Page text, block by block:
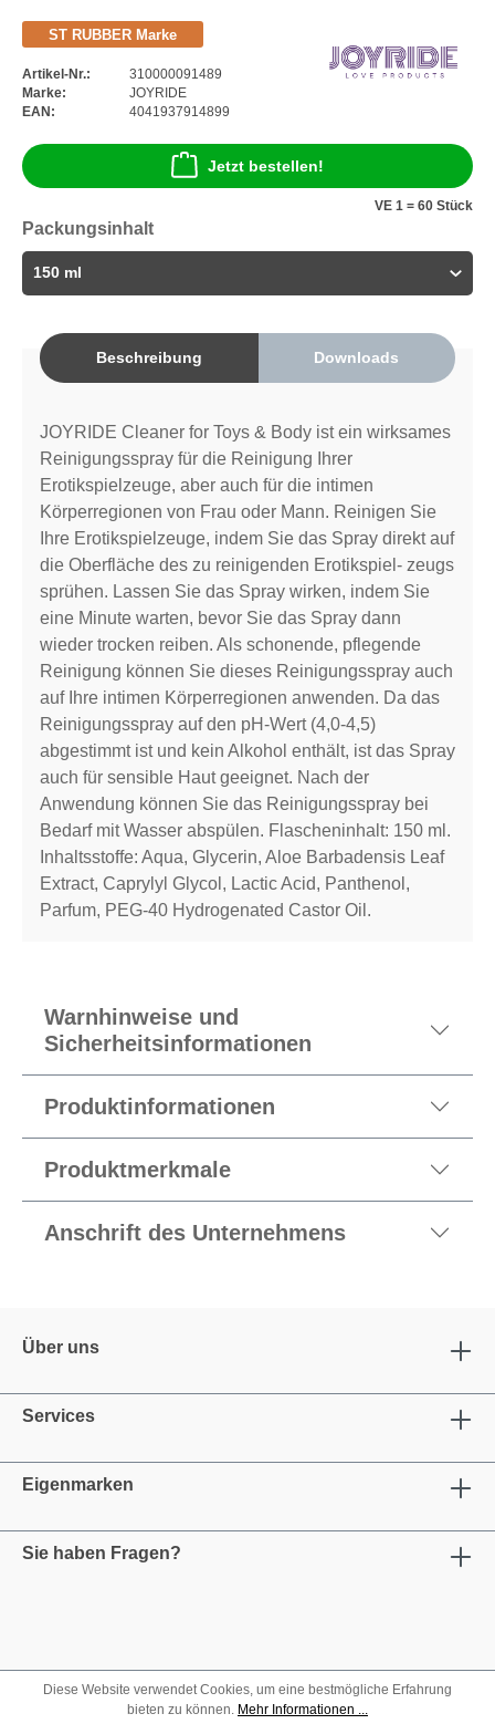
ST RUBBER Marke
Artikel-Nr.:
310000091489
Marke:
JOYRIDE
EAN:
4041937914899
Jetzt bestellen!
VE 1 = 60 Stück
Packungsinhalt
Beschreibung Downloads
JOYRIDE Cleaner for Toys & Body ist ein wirksames
Reinigungsspray für die Reinigung Ihrer
Erotikspielzeuge, aber auch für die intimen
Körperregionen von Frau oder Mann. Reinigen Sie
Ihre Erotikspielzeuge, indem Sie das Spray direkt auf
die Oberfläche des zu reinigenden Erotikspiel- zeugs
sprühen. Lassen Sie das Spray wirken, indem Sie
eine Minute warten, bevor Sie das Spray dann
wieder trocken reiben. Als schonende, pflegende
Reinigung können Sie dieses Reinigungsspray auch
auf Ihre intimen Körperregionen anwenden. Da das
Reinigungsspray auf den pH-Wert (4,0-4,5)
abgestimmt ist und kein Alkohol enthält, ist das Spray
auch für sensible Haut geeignet. Nach der
Anwendung können Sie das Reinigungsspray bei
Bedarf mit Wasser abspülen. Flascheninhalt: 150 ml.
Inhaltsstoffe: Aqua, Glycerin, Aloe Barbadensis Leaf
Extract, Caprylyl Glycol, Lactic Acid, Panthenol,
Parfum, PEG-40 Hydrogenated Castor Oil.
Warnhinweise und
Sicherheitsinformationen
Produktinformationen
Produktmerkmale
Anschrift des Unternehmens
Über uns
Services
Eigenmarken
Sie haben Fragen?
Diese Website verwendet Cookies, um eine bestmögliche Erfahrung
bieten zu können. Mehr Informationen ...